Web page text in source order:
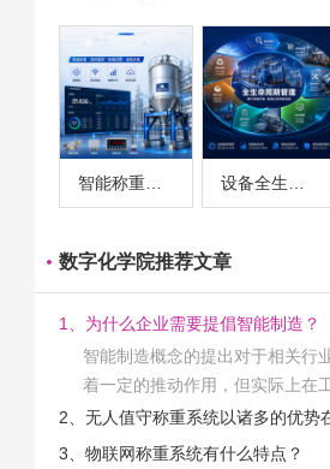
智能称重系统案例
数字化学院推荐文章
1、为什么企业需要提倡智能制造？
智能制造概念的提出对于相关行
着一定的推动作用，但实际上在
中，能够推动相关产业发展的具
的。那么为什么企业一定需要...
2、无人值守称重系统以诸多的优势
3、物联网称重系统有什么特点？